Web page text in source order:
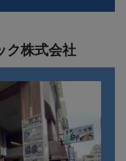
ク株式会社